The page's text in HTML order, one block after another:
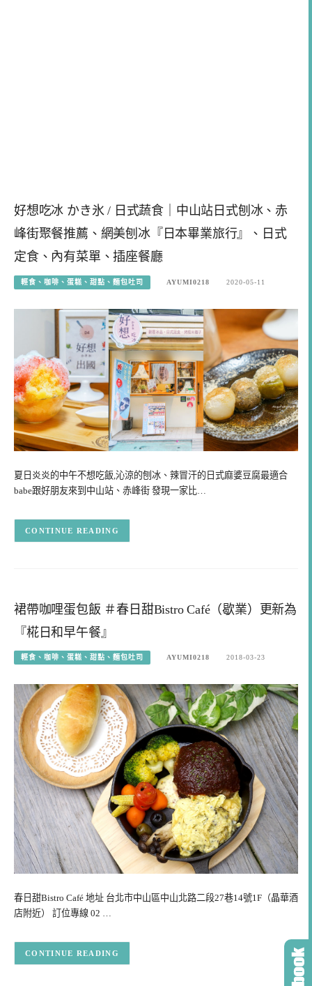
好想吃冰 かき氷 / 日式蔬食｜中山站日式刨冰、赤
峰街聚餐推薦、網美刨冰『日本畢業旅行』、日式
定食、內有菜單、插座餐廳
輕食、咖啡、蛋糕、甜點、麵包吐司 AYUMI0218 2020-05-11
夏日炎炎的中午不想吃飯,沁涼的刨冰、辣冒汗的日式麻婆豆腐最適合
babe跟好朋友來到中山站、赤峰街 發現一家比…
CONTINUE READING
裙帶咖哩蛋包飯 ＃春日甜Bistro Café（歇業）更新為
『椛日和早午餐』
輕食、咖啡、蛋糕、甜點、麵包吐司 AYUMI0218 2018-03-23
春日甜Bistro Café 地址 台北市中山區中山北路二段27巷14號1F（晶華酒
店附近） 訂位專線 02 …
CONTINUE READING